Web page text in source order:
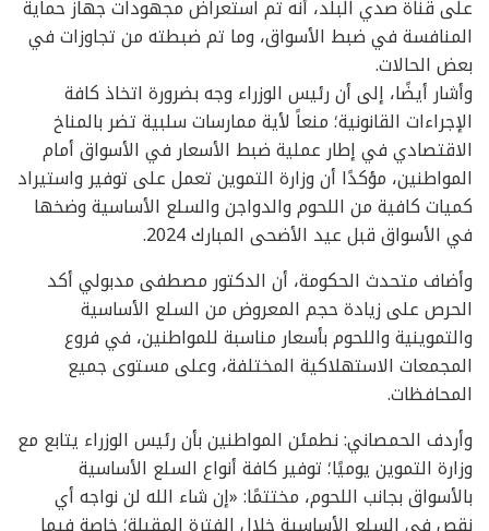
على قناة صدي البلد، أنه تم استعراض مجهودات جهاز حماية
المنافسة في ضبط الأسواق، وما تم ضبطته من تجاوزات في
بعض الحالات.
وأشار أيضًا، إلى أن رئيس الوزراء وجه بضرورة اتخاذ كافة
الإجراءات القانونية؛ منعاً لأية ممارسات سلبية تضر بالمناخ
الاقتصادي في إطار عملية ضبط الأسعار في الأسواق أمام
المواطنين، مؤكدًا أن وزارة التموين تعمل على توفير واستيراد
كميات كافية من اللحوم والدواجن والسلع الأساسية وضخها
في الأسواق قبل عيد الأضحى المبارك 2024.
وأضاف متحدث الحكومة، أن الدكتور مصطفى مدبولي أكد
الحرص على زيادة حجم المعروض من السلع الأساسية
والتموينية واللحوم بأسعار مناسبة للمواطنين، في فروع
المجمعات الاستهلاكية المختلفة، وعلى مستوى جميع
المحافظات.
وأردف الحمصاني: نطمئن المواطنين بأن رئيس الوزراء يتابع مع
وزارة التموين يوميًا؛ توفير كافة أنواع السلع الأساسية
بالأسواق بجانب اللحوم، مختتمًا: «إن شاء الله لن نواجه أي